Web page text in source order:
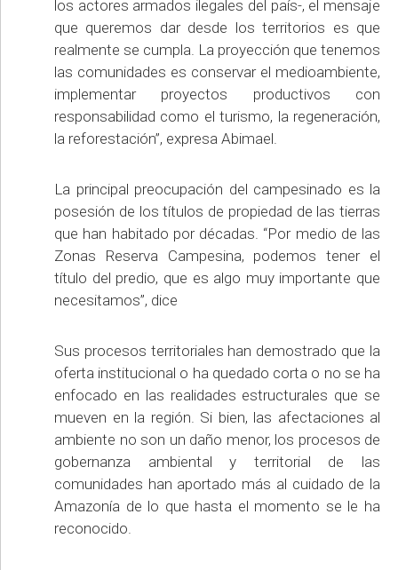
los actores armados ilegales del país-, el mensaje
que queremos dar desde los territorios es que
realmente se cumpla. La proyección que tenemos
las comunidades es conservar el medioambiente,
implementar proyectos productivos con
responsabilidad como el turismo, la regeneración,
la reforestación”, expresa Abimael.
La principal preocupación del campesinado es la
posesión de los títulos de propiedad de las tierras
que han habitado por décadas. “Por medio de las
Zonas Reserva Campesina, podemos tener el
título del predio, que es algo muy importante que
necesitamos”, dice
Sus procesos territoriales han demostrado que la
oferta institucional o ha quedado corta o no se ha
enfocado en las realidades estructurales que se
mueven en la región. Si bien, las afectaciones al
ambiente no son un daño menor, los procesos de
gobernanza ambiental y territorial de las
comunidades han aportado más al cuidado de la
Amazonía de lo que hasta el momento se le ha
reconocido.